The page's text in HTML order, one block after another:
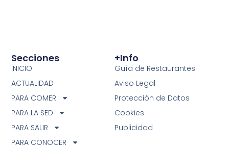
+info
Guía de Restaurantes
Aviso Legal
Protección de Datos
Cookies
Publicidad
Secciones
INICIO
ACTUALIDAD
PARA COMER
PARA LA SED
PARA SALIR
PARA CONOCER